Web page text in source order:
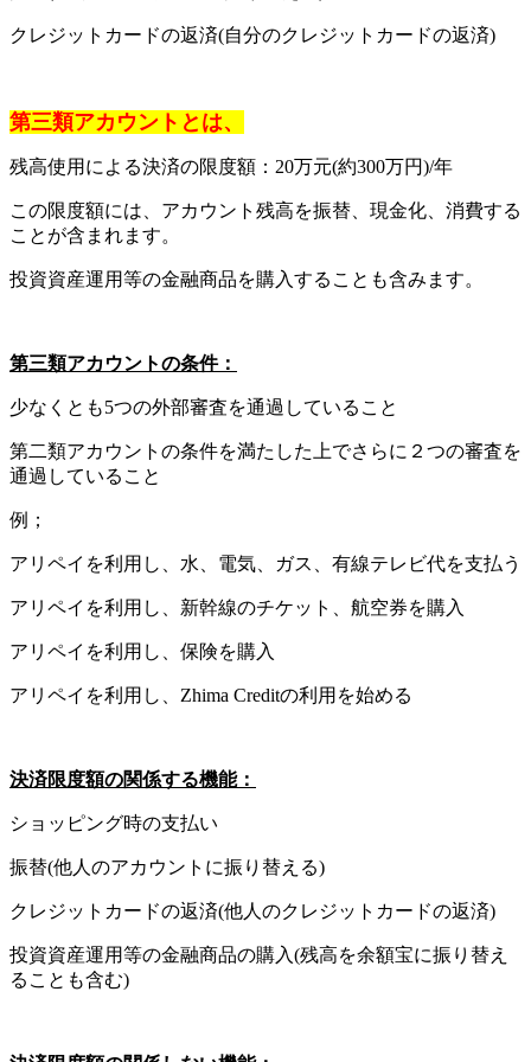
クレジットカードの返済(自分のクレジットカードの返済)
第三類アカウントとは、
残高使用による決済の限度額：20万元(約300万円)/年
この限度額には、アカウント残高を振替、現金化、消費する
ことが含まれます。
投資資産運用等の金融商品を購入することも含みます。
第三類アカウントの条件：
少なくとも5つの外部審査を通過していること
第二類アカウントの条件を満たした上でさらに２つの審査を
通過していること
例；
アリペイを利用し、水、電気、ガス、有線テレビ代を支払う
アリペイを利用し、新幹線のチケット、航空券を購入
アリペイを利用し、保険を購入
アリペイを利用し、Zhima Creditの利用を始める
決済限度額の関係する機能：
ショッピング時の支払い
振替(他人のアカウントに振り替える)
クレジットカードの返済(他人のクレジットカードの返済)
投資資産運用等の金融商品の購入(残高を余額宝に振り替え
ることも含む)